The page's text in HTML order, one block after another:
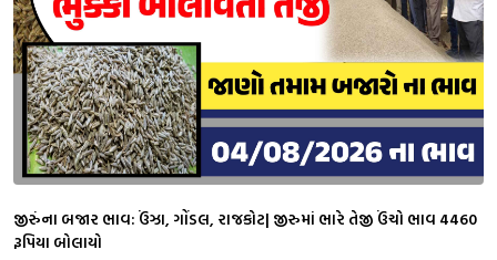
જીરુંના બજાર ભાવ: ઉંઝા, ગોંડલ, રાજકોટ| જીરુમાં ભારે તેજી ઉંચો ભાવ 4460
રૂપિયા બોલાયો